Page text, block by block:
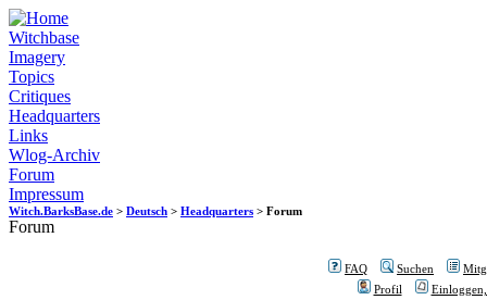
Witchbase
Imagery
Topics
Critiques
Headquarters
Links
Wlog-Archiv
Forum
Impressum
Witch.BarksBase.de > Deutsch > Headquarters > Forum
Forum
FAQ Suchen
Profil